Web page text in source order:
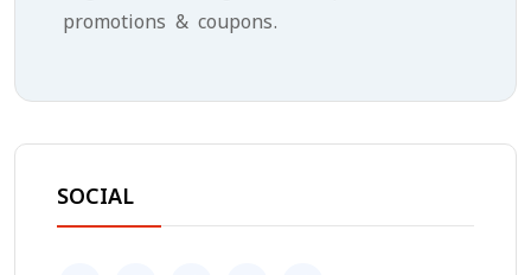
promotions & coupons.
SOCIAL